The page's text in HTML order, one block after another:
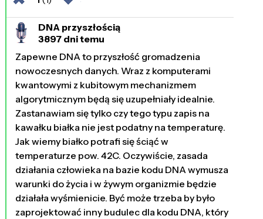
DNA przyszłością
3897 dni temu
Zapewne DNA to przyszłość gromadzenia
nowoczesnych danych. Wraz z komputerami
kwantowymi z kubitowym mechanizmem
algorytmicznym będą się uzupełniały idealnie.
Zastanawiam się tylko czy tego typu zapis na
kawałku białka nie jest podatny na temperaturę.
Jak wiemy białko potrafi się ściąć w
temperaturze pow. 42C. Oczywiście, zasada
działania człowieka na bazie kodu DNA wymusza
warunki do życia i w żywym organizmie będzie
działała wyśmienicie. Być może trzeba by było
zaprojektować inny budulec dla kodu DNA, który